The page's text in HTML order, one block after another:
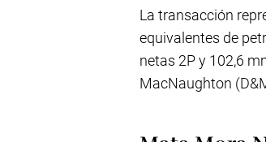
La transacción
equivalentes de
netas 2P y 102,6
MacNaughton